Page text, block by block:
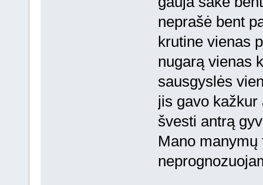
neprašė bent
krutine vienas
nugarą vienas
sausgyslės
jis gavo
švesti antrą
Mano